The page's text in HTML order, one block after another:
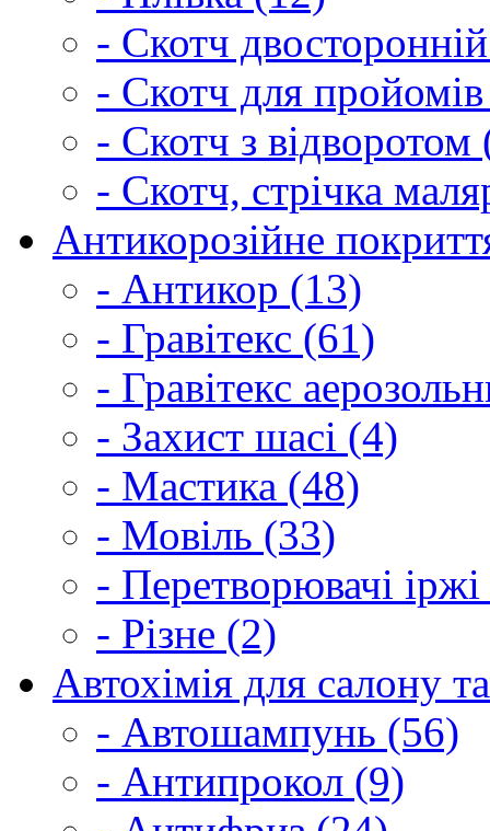
- Скотч
- Скотч для
- Скотч з відворотом
- Скотч, стрічка
Антикорозійне
- Антикор (13)
- Гравітекс (61)
- Гравітекс
- Захист шасі (4)
- Мастика (48)
- Мовіль (33)
- Перетворювачі
- Різне (2)
Автохімія для салону
- Автошампунь (56)
- Антипрокол (9)